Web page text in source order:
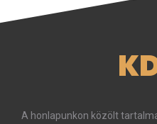
A honlapunkon közölt